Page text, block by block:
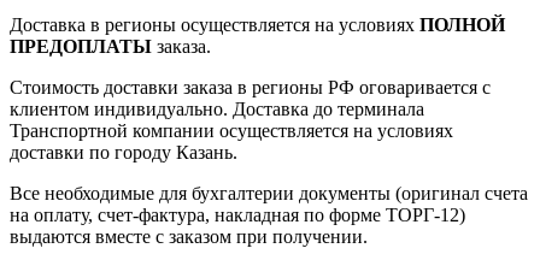
Доставка в регионы осуществляется на условиях ПОЛНОЙ
ПРЕДОПЛАТЫ заказа.
Стоимость доставки заказа в регионы РФ оговаривается с
клиентом индивидуально. Доставка до терминала
Транспортной компании осуществляется на условиях
доставки по городу Казань.
Все необходимые для бухгалтерии документы (оригинал счета
на оплату, счет-фактура, накладная по форме ТОРГ-12)
выдаются вместе с заказом при получении.